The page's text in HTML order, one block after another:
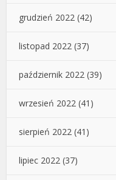
grudzień 2022 (42)
listopad 2022 (37)
październik 2022 (39)
wrzesień 2022 (41)
sierpień 2022 (41)
lipiec 2022 (37)